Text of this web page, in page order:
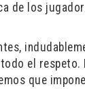
de los
el
que